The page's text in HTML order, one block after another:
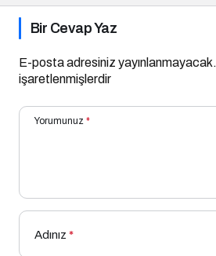
Bir Cevap Yaz
E-posta adresiniz yayınlanmayacak.
işaretlenmişlerdir
Yorumunuz *
Adınız *